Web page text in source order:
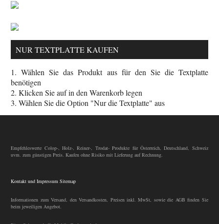
NUR TEXTPLATTE KAUFEN
1. Wählen Sie das Produkt aus für den Sie die Textplatte
benötigen
2. Klicken Sie auf in den Warenkorb legen
3. Wählen Sie die Option "Nur die Textplatte" aus
Empfehleswerte Colop-, Holz-, Reiner-, Trodat- Produkte für Österreich, Deutschland, Schweiz
uvm. zum günstigen Preis. Kaufen ohne Risiko mit Lieferung auf Rechnung.
Kontakt und Impressum Sitemap
Informationen zum Versand, den Versandkosten, Preisen inkl. MwSt, sowie die AGB finden Sie
beim jeweiligen Angebot.